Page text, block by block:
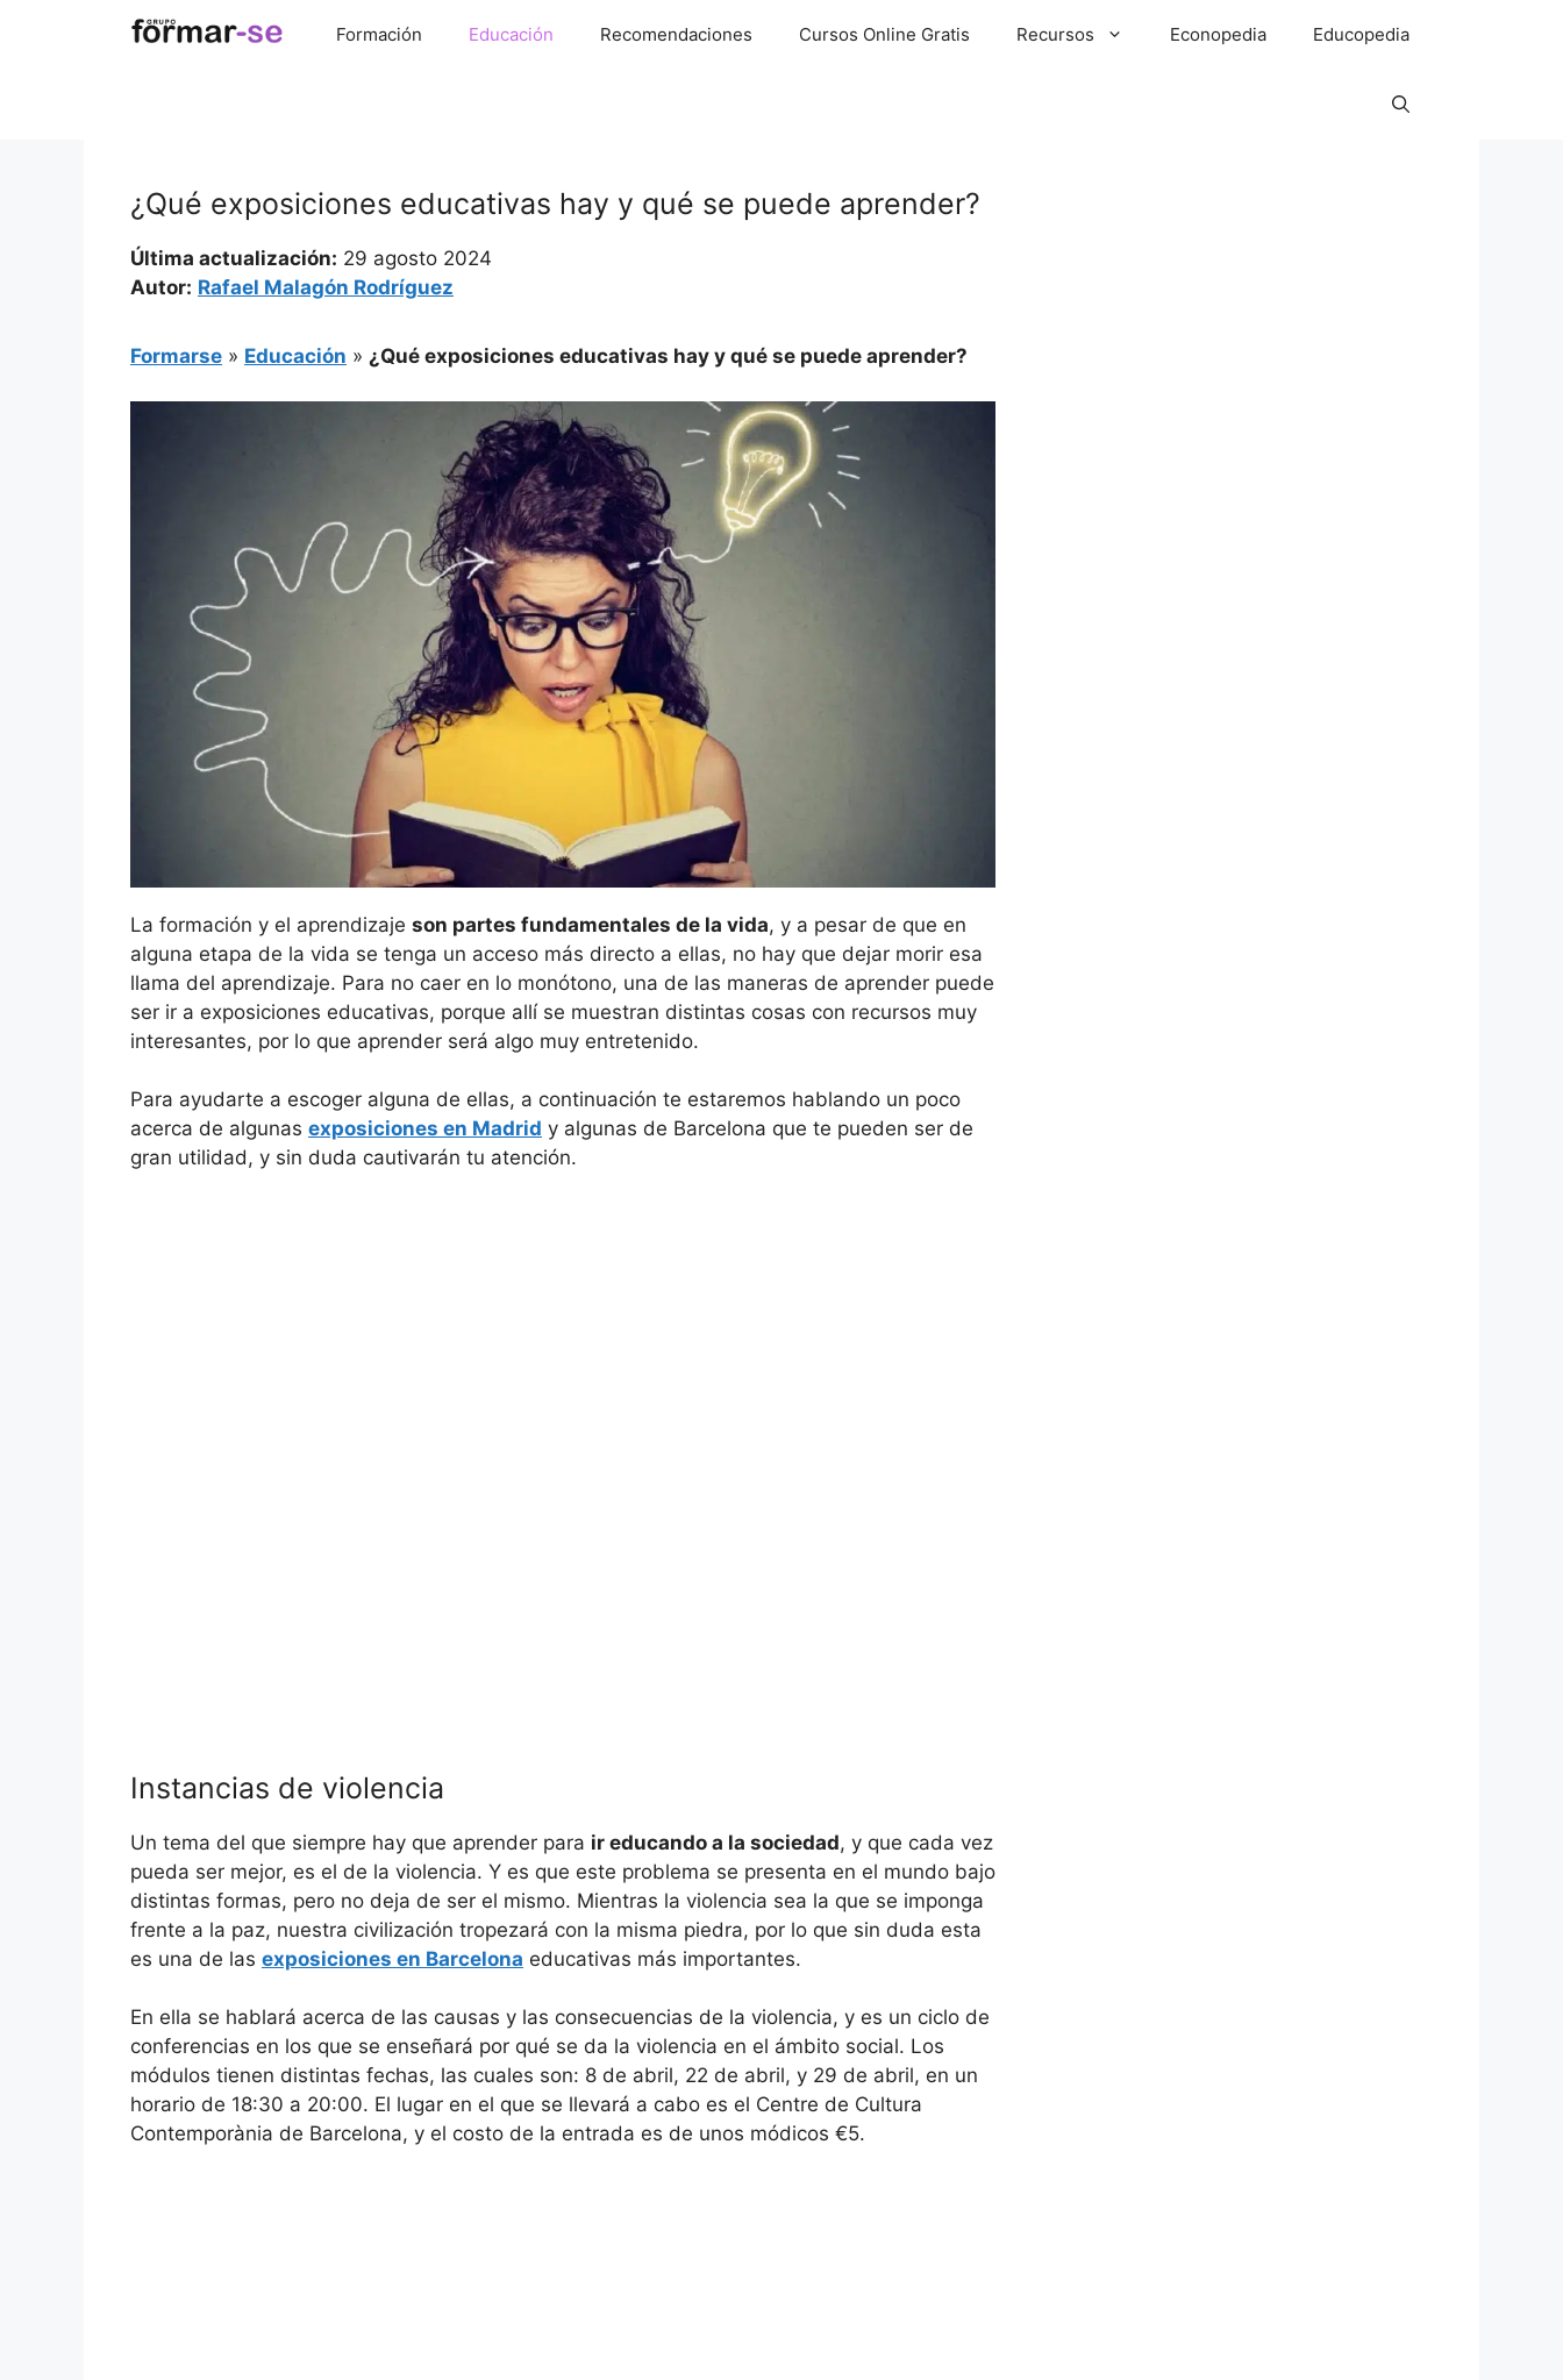
Formación Educación Recomendaciones Cursos Online Gratis Recursos Econopedia Educopedia
¿Qué exposiciones educativas hay y qué se puede aprender?
Última actualización: 29 agosto 2024
Autor: Rafael Malagón Rodríguez
Formarse » Educación » ¿Qué exposiciones educativas hay y qué se puede aprender?
La formación y el aprendizaje son partes fundamentales de la vida, y a pesar de que en
alguna etapa de la vida se tenga un acceso más directo a ellas, no hay que dejar morir esa
llama del aprendizaje. Para no caer en lo monótono, una de las maneras de aprender puede
ser ir a exposiciones educativas, porque allí se muestran distintas cosas con recursos muy
interesantes, por lo que aprender será algo muy entretenido.
Para ayudarte a escoger alguna de ellas, a continuación te estaremos hablando un poco
acerca de algunas exposiciones en Madrid y algunas de Barcelona que te pueden ser de
gran utilidad, y sin duda cautivarán tu atención.
Instancias de violencia
Un tema del que siempre hay que aprender para ir educando a la sociedad, y que cada vez
pueda ser mejor, es el de la violencia. Y es que este problema se presenta en el mundo bajo
distintas formas, pero no deja de ser el mismo. Mientras la violencia sea la que se imponga
frente a la paz, nuestra civilización tropezará con la misma piedra, por lo que sin duda esta
es una de las exposiciones en Barcelona educativas más importantes.
En ella se hablará acerca de las causas y las consecuencias de la violencia, y es un ciclo de
conferencias en los que se enseñará por qué se da la violencia en el ámbito social. Los
módulos tienen distintas fechas, las cuales son: 8 de abril, 22 de abril, y 29 de abril, en un
horario de 18:30 a 20:00. El lugar en el que se llevará a cabo es el Centre de Cultura
Contemporània de Barcelona, y el costo de la entrada es de unos módicos €5.